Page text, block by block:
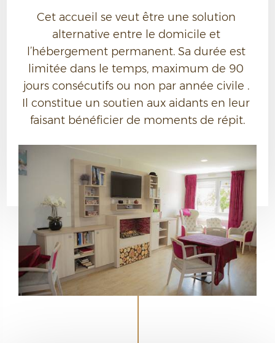
Cet accueil se veut être une solution
alternative entre le domicile et
l’hébergement permanent. Sa durée est
limitée dans le temps, maximum de 90
jours consécutifs ou non par année civile .
Il constitue un soutien aux aidants en leur
faisant bénéficier de moments de répit.